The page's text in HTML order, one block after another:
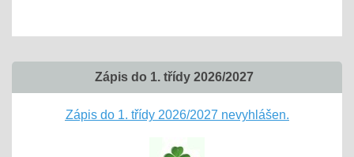
Zápis do 1. třídy 2026/2027
Zápis do 1. třídy 2026/2027 nevyhlášen.